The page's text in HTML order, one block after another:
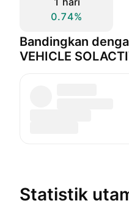
0.74%
Bandingkan
VEHICLE
Statistik